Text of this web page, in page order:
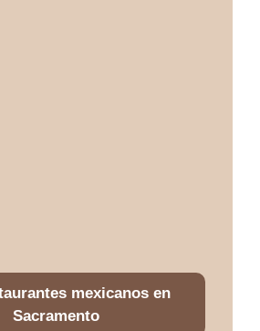
mexicanos en
Sacramento